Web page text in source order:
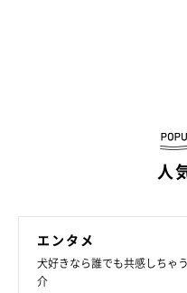
人
エンタメ
犬好きなら誰でも共感しちゃ
介